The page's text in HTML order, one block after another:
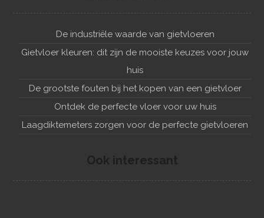
De industriële waarde van gietvloeren
Gietvloer kleuren: dit zijn de mooiste keuzes voor jouw
huis
De grootste fouten bij het kopen van een gietvloer
Ontdek de perfecte vloer voor uw huis
Laagdiktemeters zorgen voor de perfecte gietvloeren